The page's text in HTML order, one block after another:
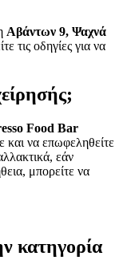
Αβάντων 9, Ψαχνά
τις οδηγίες για να
Food Bar
και να επωφεληθείτε
εάν
μπορείτε να
κατηγορία